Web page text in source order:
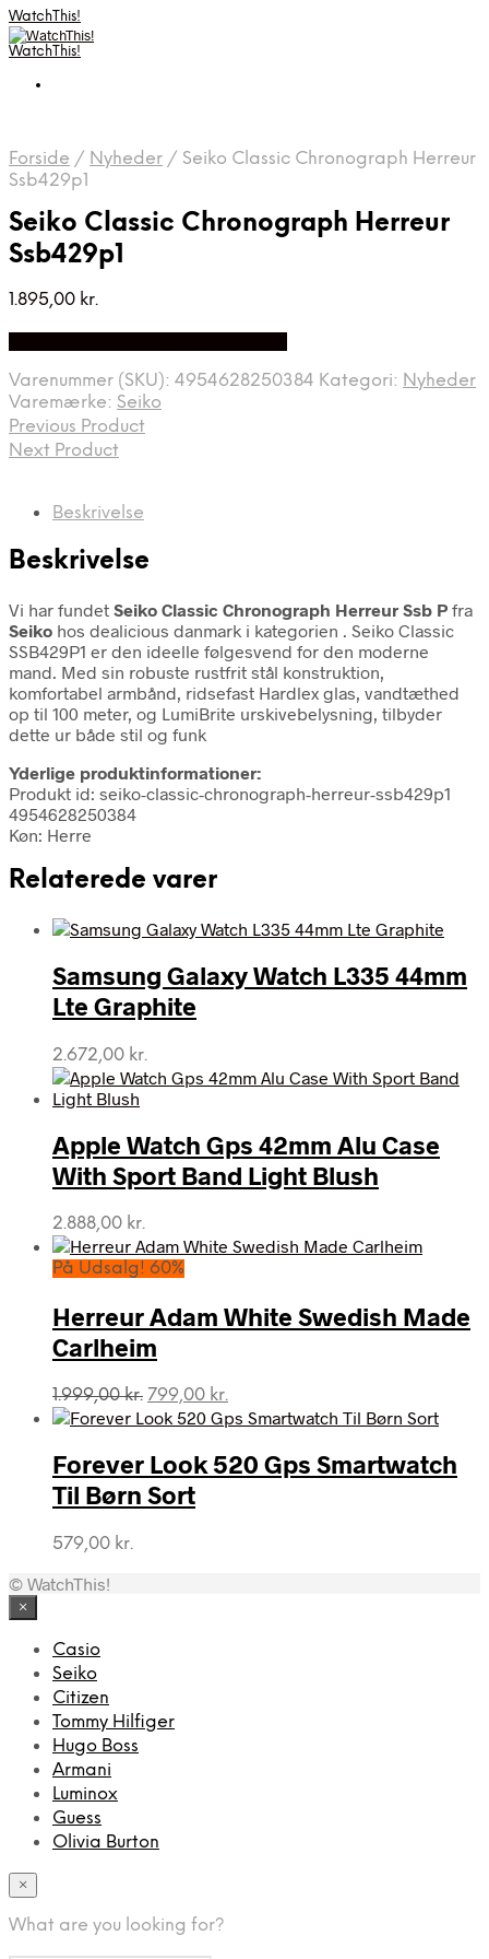
WatchThis!
WatchThis!
Forside / Nyheder / Seiko Classic Chronograph Herreur
Ssb429p1
Seiko Classic Chronograph Herreur
Ssb429p1
1.895,00 kr.
Varenummer (SKU): 4954628250384 Kategori: Nyheder
Varemærke: Seiko
Previous Product
Next Product
Beskrivelse
Beskrivelse
Vi har fundet Seiko Classic Chronograph Herreur Ssb P fra
Seiko hos dealicious danmark i kategorien . Seiko Classic
SSB429P1 er den ideelle følgesvend for den moderne
mand. Med sin robuste rustfrit stål konstruktion,
komfortabel armbånd, ridsefast Hardlex glas, vandtæthed
op til 100 meter, og LumiBrite urskivebelysning, tilbyder
dette ur både stil og funk
Yderlige produktinformationer:
Produkt id: seiko-classic-chronograph-herreur-ssb429p1
4954628250384
Køn: Herre
Relaterede varer
Samsung Galaxy Watch L335 44mm
Lte Graphite
2.672,00 kr.
Apple Watch Gps 42mm Alu Case
With Sport Band Light Blush
2.888,00 kr.
På Udsalg! 60%
Herreur Adam White Swedish Made
Carlheim
1.999,00kr. Den
oprindelige
var:
1.999,00 kr..
799,00 kr.
aktuelle
er:
799,00 kr..
Forever Look 520 Gps Smartwatch
Til Børn Sort
579,00 kr.
© WatchThis!
×
Casio
Seiko
Citizen
Tommy Hilfiger
Hugo Boss
Armani
Luminox
Guess
Olivia Burton
×
What are you looking for?